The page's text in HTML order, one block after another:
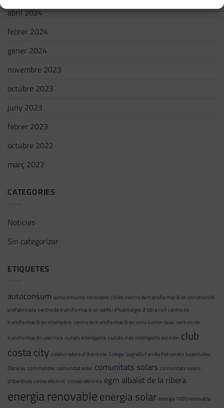
abril 2024
febrer 2024
gener 2024
novembre 2023
octubre 2023
juny 2023
febrer 2023
octubre 2022
març 2022
CATEGORIES
Notícies
Sin categorizar
ETIQUETES
autoconsum autoconsumo renovable cel·les centre de transformació en construcció
prefabricada centre de transformació en edifici d'habitatges d'obra civil centre de
transformació en intempèrie centre de transformació en zona subterrània centros de
transformación eléctrica ciutats intel·ligents ciutats més intel·ligents del món club
costa city colaboradors d'Iberdrola Colegio Sagrada Familia Patronato Juventudes
Obreras commander comunitat solar comunitats solars comunitats solars
d'Iberdrola cotxe elèctrric cotxes elèctrics egm albalat de la ribera
energia renovableenergia solar energía 100% renovable